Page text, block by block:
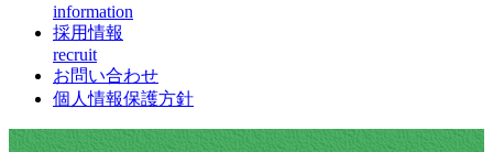
information
採用情報
recruit
お問い合わせ
個人情報保護方針